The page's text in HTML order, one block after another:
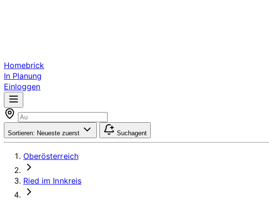
Homebrick
In Planung
Einloggen
Sortieren: Neueste zuerst Suchagent
Oberösterreich
Ried im Innkreis